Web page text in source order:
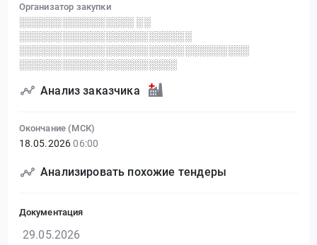
Организатор закупки
░░░░░░░░░░░░░░░░ ░░
░░░░░░░░░░░░░░░░░░░░░░░░
░░░░░░░░░░░░░░░░░░░░░░░░░░░░░░░░
░░░░░░░░░░░░░░░░░░░░░░
Анализ заказчика
Окончание (МСК)
18.05.2026 06:00
Анализировать похожие тендеры
Документация
29.05.2026